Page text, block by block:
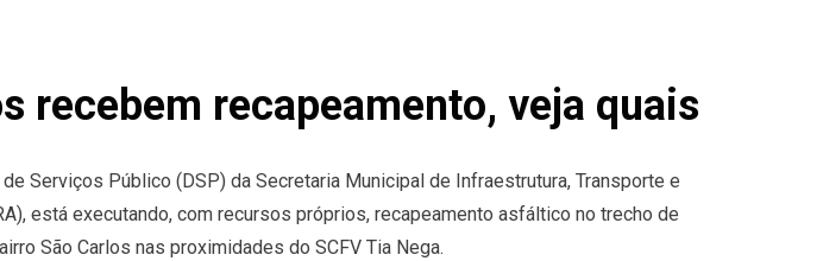
recebem recapeamento, veja quais
Serviços Público (DSP) da Secretaria Municipal de Infraestrutura, Transporte e
está executando, com recursos próprios, recapeamento asfáltico no trecho de
São Carlos nas proximidades do SCFV Tia Nega.